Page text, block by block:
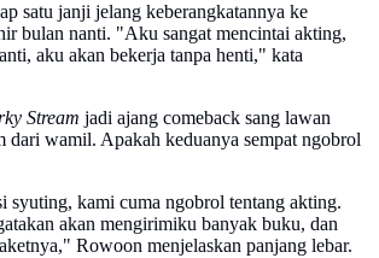
satu janji jelang keberangkatannya ke
bulan nanti. "Aku sangat mencintai akting,
aku akan bekerja tanpa henti," kata
Stream jadi ajang comeback sang lawan
dari wamil. Apakah keduanya sempat ngobrol
syuting, kami cuma ngobrol tentang akting.
akan mengirimiku banyak buku, dan
Rowoon menjelaskan panjang lebar.